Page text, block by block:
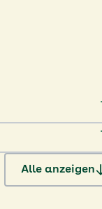
Alle anzeigen